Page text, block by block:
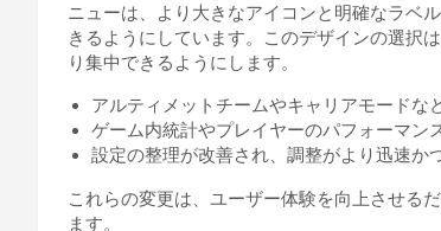
ニューは、より大きなアイコンと明確なラベ
きるようにしています。このデザインの選択
り集中できるようにします。
アルティメットチームやキャリアモードな
ゲーム内統計やプレイヤーのパフォーマン
設定の整理が改善され、調整がより迅速か
これらの変更は、ユーザー体験を向上させる
ます。